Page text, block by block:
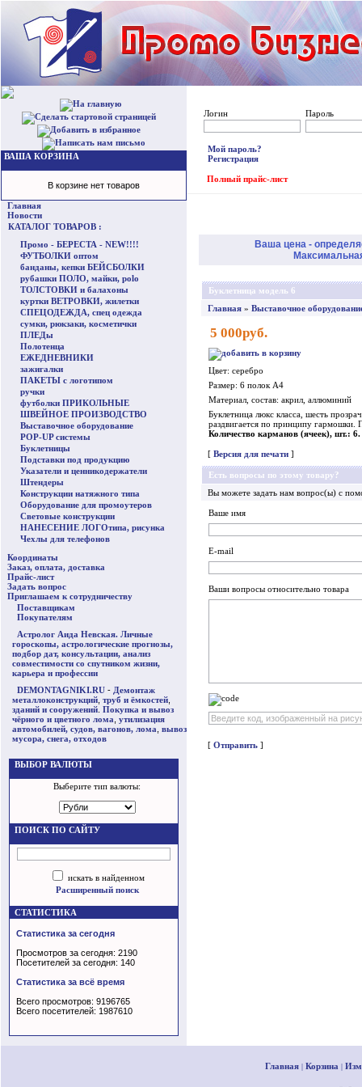
ВАША КОРЗИНА
В корзине нет товаров
Главная
Новости
КАТАЛОГ ТОВАРОВ :
Промо - БЕРЕСТА - NEW!!!!
ФУТБОЛКИ оптом
банданы, кепки БЕЙСБОЛКИ
рубашки ПОЛО, майки, polo
ТОЛСТОВКИ и балахоны
куртки ВЕТРОВКИ, жилетки
СПЕЦОДЕЖДА, спец одежда
сумки, рюкзаки, косметички
ПЛЕДы
Полотенца
ЕЖЕДНЕВНИКИ
зажигалки
ПАКЕТЫ с логотипом
ручки
футболки ПРИКОЛЬНЫЕ
ШВЕЙНОЕ ПРОИЗВОДСТВО
Выставочное оборудование
POP-UP системы
Буклетницы
Подставки под продукцию
Указатели и ценникодержатели
Штендеры
Конструкции натяжного типа
Оборудование для промоутеров
Световые конструкции
НАНЕСЕНИЕ ЛОГОтипа, рисунка
Чехлы для телефонов
Координаты
Заказ, оплата, доставка
Прайс-лист
Задать вопрос
Приглашаем к сотрудничеству
Поставщикам
Покупателям
Астролог Аида Невская. Личные
гороскопы, астрологические прогнозы,
подбор дат, консультации, анализ
совместимости со спутником жизни,
карьера и профессии
DEMONTAGNIKI.RU - Демонтаж
металлоконструкций труб и ёмкостей
зданий и сооружений Покупка и вывоз
чёрного и цветного лома утилизация
автомобилей, судов, вагонов, лома вывоз
мусора, снега, отходов
ВЫБОР ВАЛЮТЫ
Выберите тип валюты:
ПОИСК ПО САЙТУ
искать в найденном
Расширенный поиск
СТАТИСТИКА
Статистика за сегодня
Просмотров за сегодня: 2190
Посетителей за сегодня: 140
Статистика за всё время
Всего просмотров: 9196765
Всего посетителей: 1987610
Логин Пароль
Мой пароль?
Регистрация
Полный прайс-лист
Ваша цена -
Буклетница модель 6
Главная » Выставочное
5 000руб.
Цвет: серебро
Размер: 6 полок А4
Материал, состав: акрил, аллюминий
Буклетница люкс класса, шесть
раздвигается по принципу гармошки.
Количество карманов (ячеек), шт.: 6.
[ Версия для печати ]
Есть вопросы по этому товару?
Вы можете задать нам вопрос(ы) с
Ваше имя
E-mail
Ваши вопросы относительно товара
[ Отправить ]
Главная | Корзина |